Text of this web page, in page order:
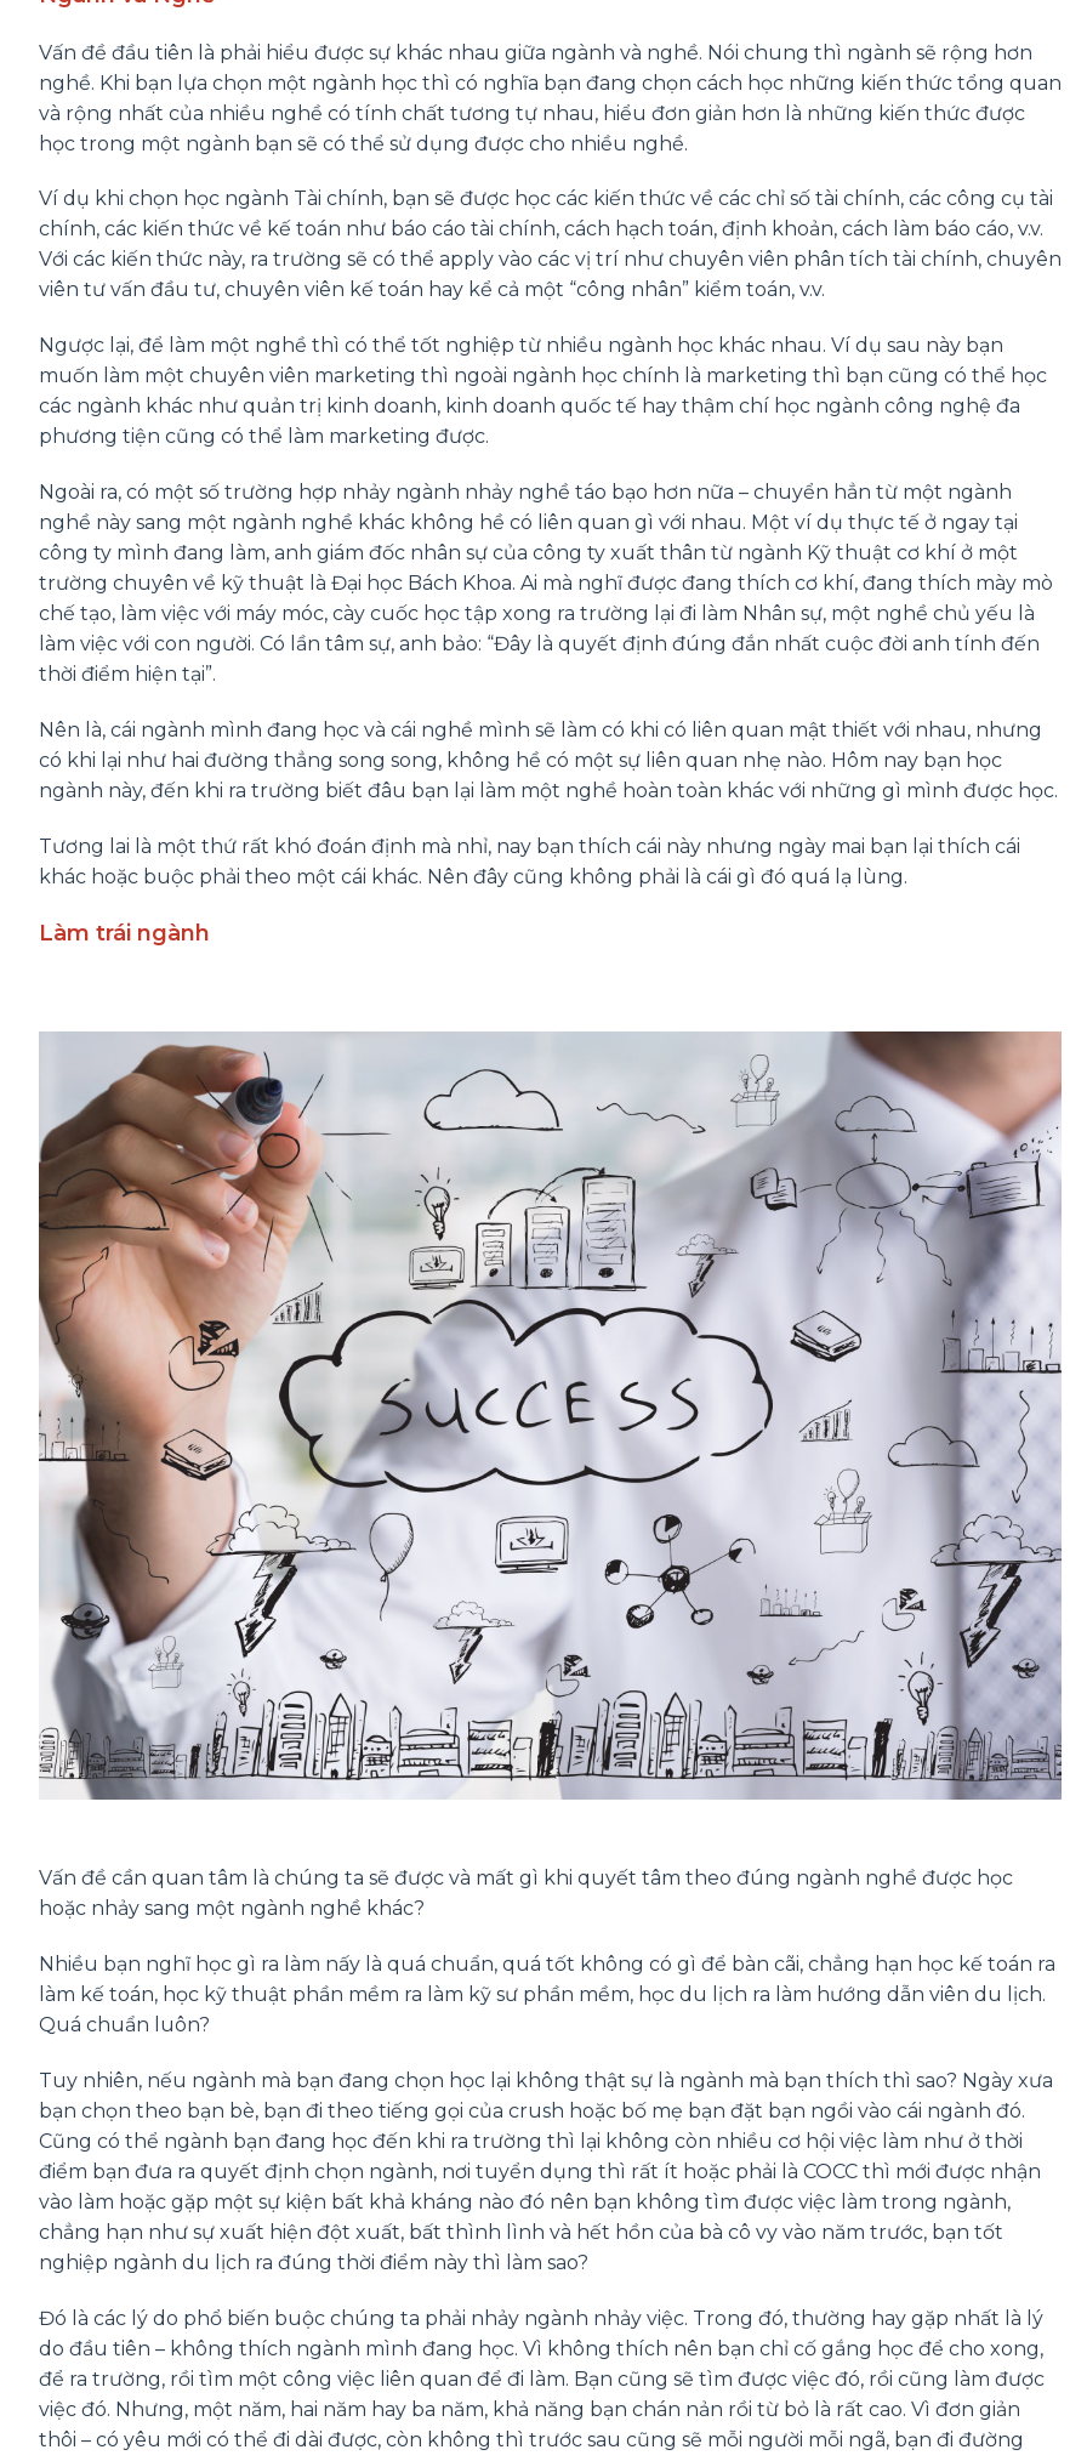
Vấn đề đầu tiên là phải hiểu được sự khác nhau giữa ngành và nghề. Nói chung thì ngành sẽ rộng hơn
nghề. Khi bạn lựa chọn một ngành học thì có nghĩa bạn đang chọn cách học những kiến thức tổng quan
và rộng nhất của nhiều nghề có tính chất tương tự nhau, hiểu đơn giản hơn là những kiến thức được
học trong một ngành bạn sẽ có thể sử dụng được cho nhiều nghề.
Ví dụ khi chọn học ngành Tài chính, bạn sẽ được học các kiến thức về các chỉ số tài chính, các công cụ tài
chính, các kiến thức về kế toán như báo cáo tài chính, cách hạch toán, định khoản, cách làm báo cáo, v.v.
Với các kiến thức này, ra trường sẽ có thể apply vào các vị trí như chuyên viên phân tích tài chính, chuyên
viên tư vấn đầu tư, chuyên viên kế toán hay kể cả một “công nhân” kiểm toán, v.v.
Ngược lại, để làm một nghề thì có thể tốt nghiệp từ nhiều ngành học khác nhau. Ví dụ sau này bạn
muốn làm một chuyên viên marketing thì ngoài ngành học chính là marketing thì bạn cũng có thể học
các ngành khác như quản trị kinh doanh, kinh doanh quốc tế hay thậm chí học ngành công nghệ đa
phương tiện cũng có thể làm marketing được.
Ngoài ra, có một số trường hợp nhảy ngành nhảy nghề táo bạo hơn nữa – chuyển hẳn từ một ngành
nghề này sang một ngành nghề khác không hề có liên quan gì với nhau. Một ví dụ thực tế ở ngay tại
công ty mình đang làm, anh giám đốc nhân sự của công ty xuất thân từ ngành Kỹ thuật cơ khí ở một
trường chuyên về kỹ thuật là Đại học Bách Khoa. Ai mà nghĩ được đang thích cơ khí, đang thích mày mò
chế tạo, làm việc với máy móc, cày cuốc học tập xong ra trường lại đi làm Nhân sự, một nghề chủ yếu là
làm việc với con người. Có lần tâm sự, anh bảo: “Đây là quyết định đúng đắn nhất cuộc đời anh tính đến
thời điểm hiện tại”.
Nên là, cái ngành mình đang học và cái nghề mình sẽ làm có khi có liên quan mật thiết với nhau, nhưng
có khi lại như hai đường thẳng song song, không hề có một sự liên quan nhẹ nào. Hôm nay bạn học
ngành này, đến khi ra trường biết đâu bạn lại làm một nghề hoàn toàn khác với những gì mình được học.
Tương lai là một thứ rất khó đoán định mà nhỉ, nay bạn thích cái này nhưng ngày mai bạn lại thích cái
khác hoặc buộc phải theo một cái khác. Nên đây cũng không phải là cái gì đó quá lạ lùng.
Làm trái ngành
Vấn đề cần quan tâm là chúng ta sẽ được và mất gì khi quyết tâm theo đúng ngành nghề được học
hoặc nhảy sang một ngành nghề khác?
Nhiều bạn nghĩ học gì ra làm nấy là quá chuẩn, quá tốt không có gì để bàn cãi, chẳng hạn học kế toán ra
làm kế toán, học kỹ thuật phần mềm ra làm kỹ sư phần mềm, học du lịch ra làm hướng dẫn viên du lịch.
Quá chuẩn luôn?
Tuy nhiên, nếu ngành mà bạn đang chọn học lại không thật sự là ngành mà bạn thích thì sao? Ngày xưa
bạn chọn theo bạn bè, bạn đi theo tiếng gọi của crush hoặc bố mẹ bạn đặt bạn ngồi vào cái ngành đó.
Cũng có thể ngành bạn đang học đến khi ra trường thì lại không còn nhiều cơ hội việc làm như ở thời
điểm bạn đưa ra quyết định chọn ngành, nơi tuyển dụng thì rất ít hoặc phải là COCC thì mới được nhận
vào làm hoặc gặp một sự kiện bất khả kháng nào đó nên bạn không tìm được việc làm trong ngành,
chẳng hạn như sự xuất hiện đột xuất, bất thình lình và hết hồn của bà cô vy vào năm trước, bạn tốt
nghiệp ngành du lịch ra đúng thời điểm này thì làm sao?
Đó là các lý do phổ biến buộc chúng ta phải nhảy ngành nhảy việc. Trong đó, thường hay gặp nhất là lý
do đầu tiên – không thích ngành mình đang học. Vì không thích nên bạn chỉ cố gắng học để cho xong,
để ra trường, rồi tìm một công việc liên quan để đi làm. Bạn cũng sẽ tìm được việc đó, rồi cũng làm được
việc đó. Nhưng, một năm, hai năm hay ba năm, khả năng bạn chán nản rồi từ bỏ là rất cao. Vì đơn giản
thôi – có yêu mới có thể đi dài được, còn không thì trước sau cũng sẽ mỗi người mỗi ngã, bạn đi đường